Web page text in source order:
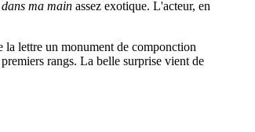
ma main assez exotique. L'acteur, en
lettre un monument de componction
rangs. La belle surprise vient de